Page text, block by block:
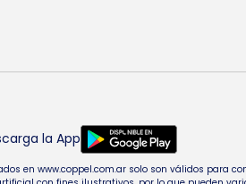
la App
en www.coppel.com.ar solo son válidos para